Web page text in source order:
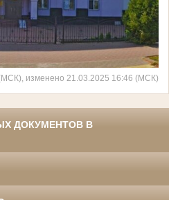
изменено 21.03.2025 16:46 (МСК)
ДОКУМЕНТОВ В